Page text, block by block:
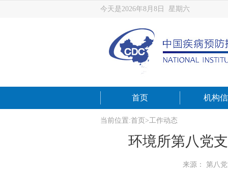
今天是2026年8月8日 星期六
首页 机构
当前位置:首页 >工作动态
环境所第八党
来源： 第八